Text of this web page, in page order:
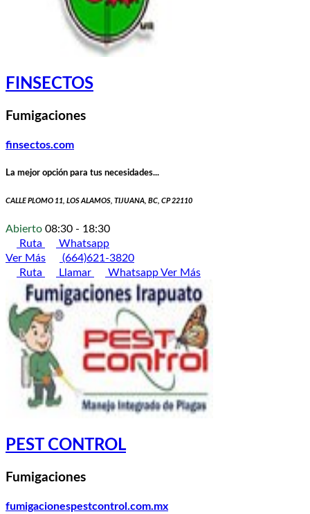
FINSECTOS
Fumigaciones
finsectos.com
La mejor opción para tus necesidades...
CALLE PLOMO 11, LOS ALAMOS, TIJUANA, BC, CP 22110
Abierto 08:30 - 18:30
Ruta
Whatsapp
Ver Más
(664)621-3820
Ruta
Llamar WhatsappVer Más
PEST CONTROL
Fumigaciones
fumigacionespestcontrol.com.mx